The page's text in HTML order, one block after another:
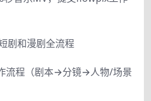
剧和漫剧全流程
流程（剧本→分镜→人物/场景